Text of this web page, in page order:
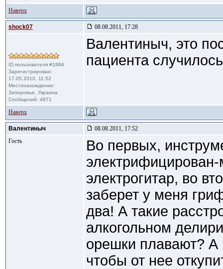
Наверх
shock07 08.08.2011, 17:28
ID пользователя #1884
Зарегистрирован:
17.05.2010, 11:52
Местонахождение:
Запорожье, Украина
Сообщений: 4871
Валентиныч, это
пациента
Наверх
Валентиныч
08.08.2011, 17:52
Гость
Во первых,
электрогитар, во
заберет у меня
два! А такие
алкогольном
орешки плавают? А
чтобы от нее